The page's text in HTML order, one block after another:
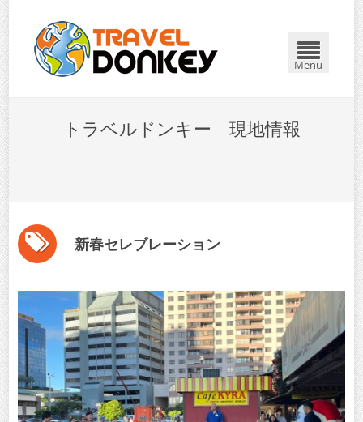
Menu
トラベルドンキー 現地情報
新春セレブレーション